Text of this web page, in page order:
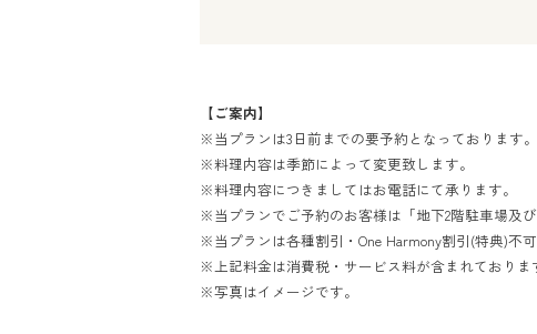
【ご案内】
※当プランは3日前までの要予約となっております。
※料理内容は季節によって変更致します。
※料理内容につきましてはお電話にて承ります。
※当プランでご予約のお客様は「地下2階駐車場及
※当プランは各種割引・One Harmony割引(特典)不
※上記料金は消費税・サービス料が含まれておりま
※写真はイメージです。